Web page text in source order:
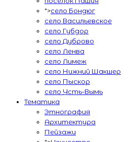
">село Бондюг
село Васильевское
село Губдор
село Дуброво
село Ленва
село Лимеж
село Нижний Шакшер
село Пыскор
село Усть-Вымь
Тематика
Этнография
Архитектура
Пейзажи